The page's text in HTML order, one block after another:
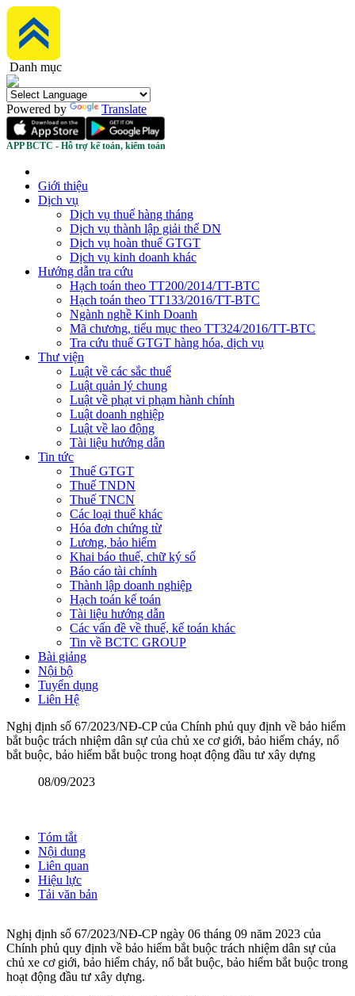
Danh mục
Powered by Translate
APP BCTC - Hỗ trợ kế toán, kiểm toán
Giới thiệu
Dịch vụ
Dịch vụ thuế hàng tháng
Dịch vụ thành lập giải thể DN
Dịch vụ hoàn thuế GTGT
Dịch vụ kinh doanh khác
Hướng dẫn tra cứu
Hạch toán theo TT200/2014/TT-BTC
Hạch toán theo TT133/2016/TT-BTC
Ngành nghề Kinh Doanh
Mã chương, tiểu mục theo TT324/2016/TT-BTC
Tra cứu thuế GTGT hàng hóa, dịch vụ
Thư viện
Luật về các sắc thuế
Luật quản lý chung
Luật về phạt vi phạm hành chính
Luật doanh nghiệp
Luật về lao động
Tài liệu hướng dẫn
Tin tức
Thuế GTGT
Thuế TNDN
Thuế TNCN
Các loại thuế khác
Hóa đơn chứng từ
Lương, bảo hiểm
Khai báo thuế, chữ ký số
Báo cáo tài chính
Thành lập doanh nghiệp
Hạch toán kế toán
Tài liệu hướng dẫn
Các vấn đề về thuế, kế toán khác
Tin về BCTC GROUP
Bài giảng
Nội bộ
Tuyển dụng
Liên Hệ
Nghị định số 67/2023/NĐ-CP của Chính phủ quy định về bảo hiểm
bắt buộc trách nhiệm dân sự của chủ xe cơ giới, bảo hiểm cháy, nổ
bắt buộc, bảo hiểm bắt buộc trong hoạt động đầu tư xây dựng
08/09/2023
Tóm tắt
Nội dung
Liên quan
Hiệu lực
Tải văn bản
Nghị định số 67/2023/NĐ-CP ngày 06 tháng 09 năm 2023 của
Chính phủ quy định về bảo hiểm bắt buộc trách nhiệm dân sự của
chủ xe cơ giới, bảo hiểm cháy, nổ bắt buộc, bảo hiểm bắt buộc trong
hoạt động đầu tư xây dựng.